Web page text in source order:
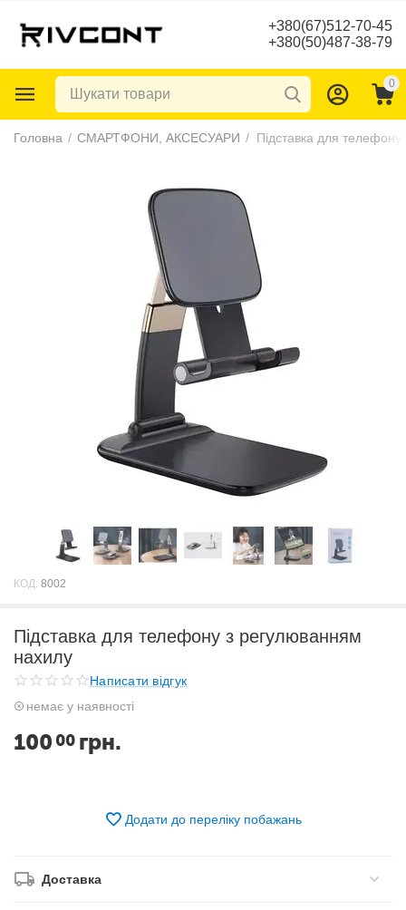
+380(67)512-70-45
+380(50)487-38-79
0
Головна / СМАРТФОНИ, АКСЕСУАРИ /
КОД: 8002
Підставка для телефону з регулюванням
нахилу
Написати відгук
немає у наявності
100 00 грн.
Додати до переліку побажань
Доставка